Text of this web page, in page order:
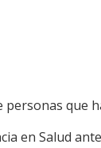
que
en Salud